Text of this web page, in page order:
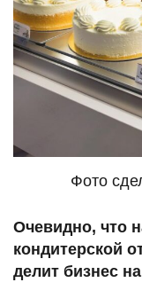
Фото
Очевидно, что
кондитерской
делит бизнес